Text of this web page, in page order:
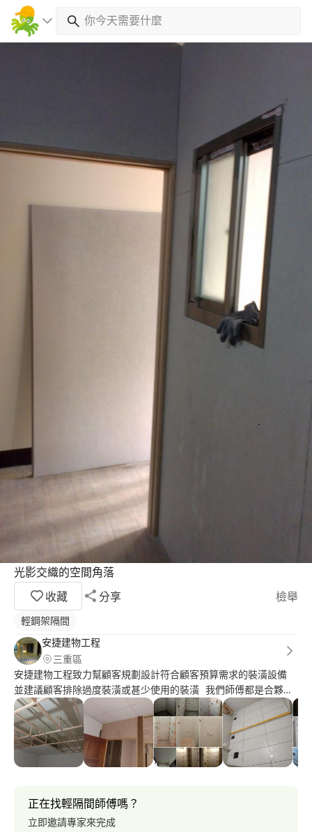
光影交織的空間角落
收藏
分享 檢舉
輕鋼架隔間
安捷建物工程
三重區
安捷建物工程致力幫顧客規劃設計符合顧客預算需求的裝潢設備
並建議顧客排除過度裝潢或甚少使用的裝潢 我們師傅都是合夥人
專精大電水電設計施工 門禁系統設計施工 木作裝潢 泥作工程 鐵皮
屋工廠興建 經驗豐富 足以完成任何業主 和廠商的託付 謝謝pro360
達人網 給我們曝光的機會 感恩
正在找輕隔間師傅嗎？
立即邀請專家來完成